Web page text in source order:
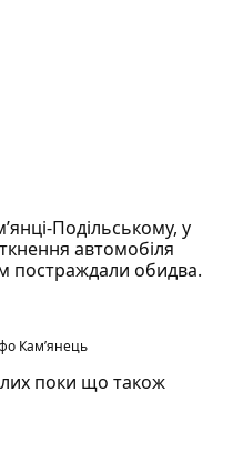
Подільському, у
автомобіля
постраждали обидва.
Кам’янець
поки що також